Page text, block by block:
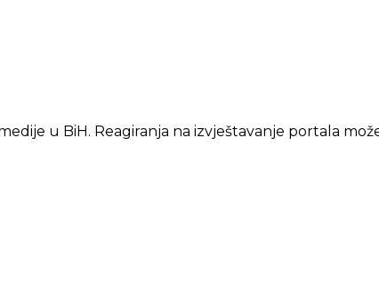
u BiH. Reagiranja na izvještavanje portala